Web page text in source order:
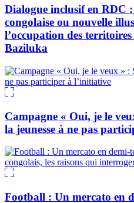
Dialogue inclusif en RDC
congolaise ou nouvelle
l’occupation des
Baziluka
Campagne « Oui, je le
la jeunesse à ne pas
Football : Un mercato en